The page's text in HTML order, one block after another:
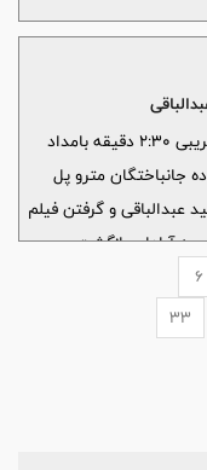
ثریا: قبر وی در ساعت تقریبی ۲:۳۰ دقیقه بامداد
جانباختگان مترو پل
و گرفتن فیلم
آبادان بازگشت.
6
33